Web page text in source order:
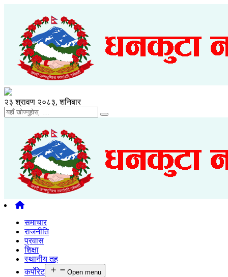
२३ श्रावण २०८३, शनिबार
समाचार
राजनीति
प्रवास
शिक्षा
स्थानीय तह
कर्पाेरेट
Open menu